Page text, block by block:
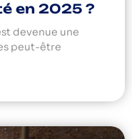
en 2025 ?
devenue une
peut-être